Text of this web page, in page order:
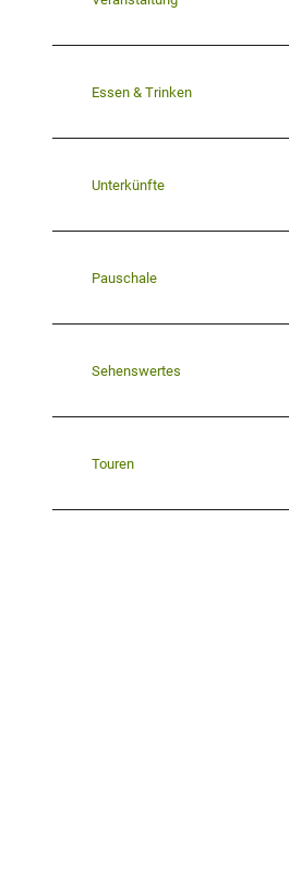
Essen & Trinken
Unterkünfte
Pauschale
Sehenswertes
Touren